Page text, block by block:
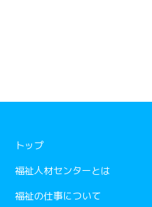
トップ
福祉人材センターとは
福祉の仕事について